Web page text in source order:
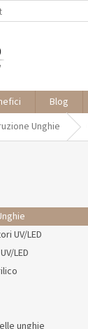
Blog
Unghie
UV/LED
LED
unghie